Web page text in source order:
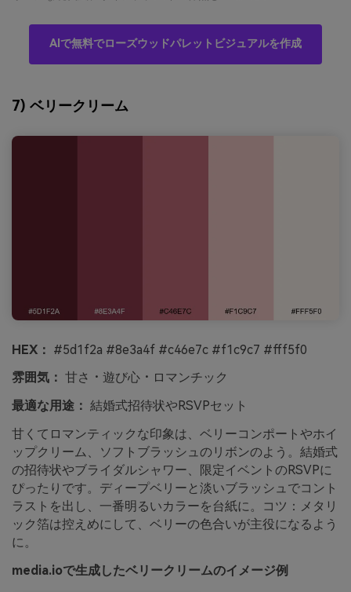
AIで無料でローズウッドパレットビジュアルを作成
7) ベリークリーム
HEX： #5d1f2a #8e3a4f #c46e7c #f1c9c7 #fff5f0
雰囲気： 甘さ・遊び心・ロマンチック
最適な用途： 結婚式招待状やRSVPセット
甘くてロマンティックな印象は、ベリーコンポートやホイ
ップクリーム、ソフトブラッシュのリボンのよう。結婚式
の招待状やブライダルシャワー、限定イベントのRSVPに
ぴったりです。ディープベリーと淡いブラッシュでコント
ラストを出し、一番明るいカラーを台紙に。コツ：メタリ
ック箔は控えめにして、ベリーの色合いが主役になるよう
に。
media.ioで生成したベリークリームのイメージ例